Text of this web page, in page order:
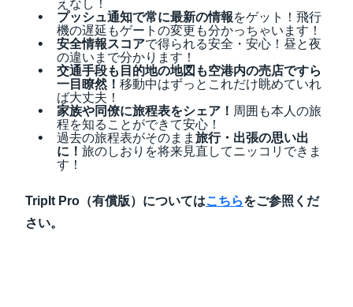
えなし！
プッシュ通知で常に最新の情報をゲット！飛行
機の遅延もゲートの変更も分かっちゃいます！
安全情報スコアで得られる安全・安心！昼と夜
の違いまで分かります！
交通手段も目的地の地図も空港内の売店ですら
一目瞭然！ 移動中はずっとこれだけ眺めていれ
ば大丈夫！
家族や同僚に旅程表をシェア！ 周囲も本人の旅
程を知ることができて安心！
過去の旅程表がそのまま 旅行・出張の思い出
に！ 旅のしおりを将来見直してニッコリできま
す！
TripIt Pro（有償版）についてはこちらをご参照くだ
さい。